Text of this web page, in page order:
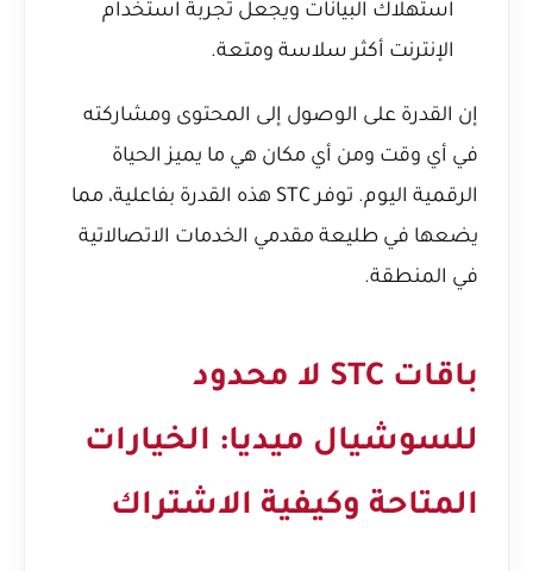
استهلاك البيانات ويجعل تجربة استخدام
الإنترنت أكثر سلاسة ومتعة.
إن القدرة على الوصول إلى المحتوى ومشاركته
في أي وقت ومن أي مكان هي ما يميز الحياة
الرقمية اليوم. توفر STC هذه القدرة بفاعلية، مما
يضعها في طليعة مقدمي الخدمات الاتصالاتية
في المنطقة.
باقات STC لا محدود
للسوشيال ميديا: الخيارات
المتاحة وكيفية الاشتراك